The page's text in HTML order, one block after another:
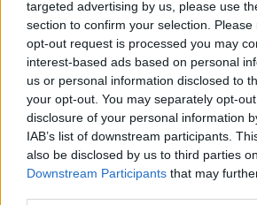
targeted advertising by us, please use
section to confirm your selection.
opt-out request is processed you may
interest-based ads based on personal
us or personal information disclosed to
your opt-out. You may separately opt-
disclosure of your personal information
IAB’s list of downstream participants.
also be disclosed by us to third parties
Downstream Participants that may
20,7%
PARTIDO MÁS REPETIDO
Barça BM - BM
22
Dinamarca - Croacia
06/08/2026 EHF Europeo Sub-18